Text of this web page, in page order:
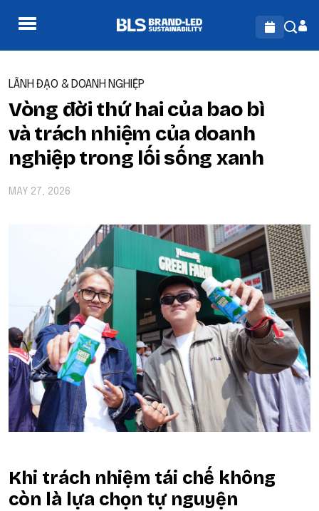
LÃNH ĐẠO & DOANH NGHIỆP
Vòng đời thứ hai của bao bì
và trách nhiệm của doanh
nghiệp trong lối sống xanh
MAY 27, 2026
Khi trách nhiệm tái chế không
còn là lựa chọn tự nguyện